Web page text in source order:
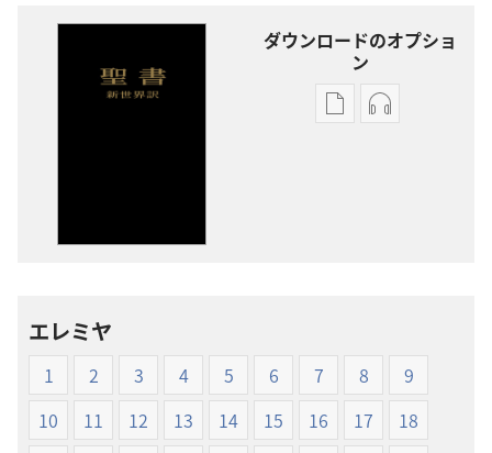
ダウンロードのオプショ
ン
出
オ
プ
ショ
ン
オー
オ
プ
ショ
ン
エレミヤ
1 2 3 4 5 6 7 8
9
10
11 12 13 14 15 16 17
18